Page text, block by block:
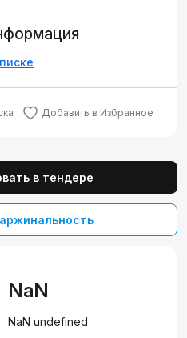
Добавить в Избранное
в тендере
NaN
NaN undefined